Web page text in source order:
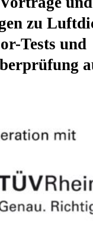
zu
Tests und